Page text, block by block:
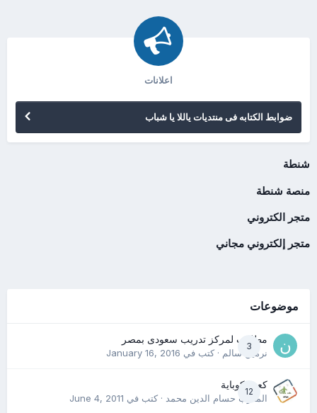
اعلانات
ضوابط الكتابه فى منتديات ياللا يا شباب
شنطة
منصة شنطة
متجر الكتروني
متجر إلكتروني مجاني
موضوعات
3
مطلوب لمركز تدريب سعودى بمصر
نرمين سالم· كتب في January 16, 2016
12
كعب كوباية
المدرب حسام الدين محمد· كتب في June 4, 2011